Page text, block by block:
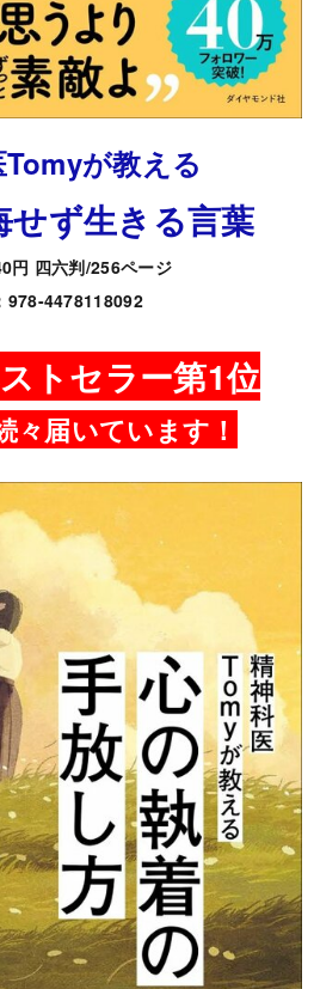
が教える
せず生きる言葉
円 四六判/256ページ
978-4478118092
トセラー第1位
々届いています！